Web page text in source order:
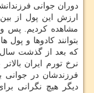
دوران جوانی
ارزش این پول از
مشاهده کردیم. پس
بتوانند کادوها و
که بعد از گذشت سال
نرخ تورم ایران
فرزندشان در
دیگر هیچ نگرانی